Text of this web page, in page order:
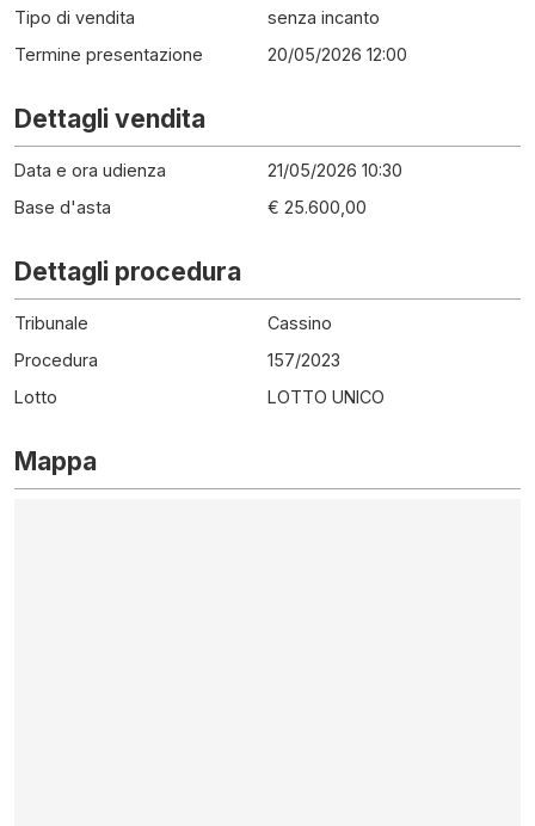
Tipo di vendita
senza incanto
Termine presentazione
20/05/2026 12:00
Dettagli vendita
Data e ora udienza
21/05/2026 10:30
Base d'asta
€ 25.600,00
Dettagli procedura
Tribunale
Cassino
Procedura
157/2023
Lotto
LOTTO UNICO
Mappa